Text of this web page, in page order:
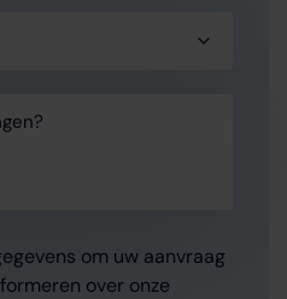
om uw aanvraag
over onze